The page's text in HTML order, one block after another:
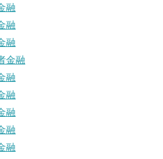
融
融
融
金融
融
融
融
融
融